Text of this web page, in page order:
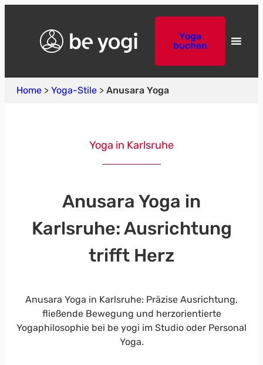
springen
Yoga
buchen
Home > Yoga-Stile > Anusara Yoga
Yoga in Karlsruhe
Anusara Yoga in
Karlsruhe: Ausrichtung
trifft Herz
Anusara Yoga in Karlsruhe: Präzise Ausrichtung,
fließende Bewegung und herzorientierte
Yogaphilosophie bei be yogi im Studio oder Personal
Yoga.